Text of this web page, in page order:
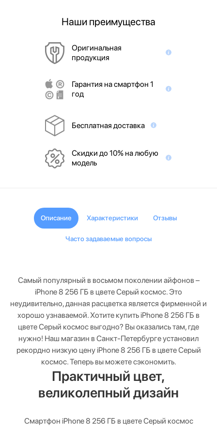
Наши преимущества
Оригинальная
продукция
Гарантия на смартфон 1
год
Бесплатная доставка
Скидки до 10% на любую
модель
Описание Характеристики Отзывы
Часто задаваемые вопросы
Самый популярный в восьмом поколении айфонов –
iPhone 8 256 ГБ в цвете Серый космос. Это
неудивительно, данная расцветка является фирменной и
хорошо узнаваемой. Хотите купить iPhone 8 256 ГБ в
цвете Серый космос выгодно? Вы оказались там, где
нужно! Наш магазин в Санкт-Петербурге установил
рекордно низкую цену iPhone 8 256 ГБ в цвете Серый
космос. Теперь вы можете сэкономить.
Практичный цвет,
великолепный дизайн
Смартфон iPhone 8 256 ГБ в цвете Серый космос